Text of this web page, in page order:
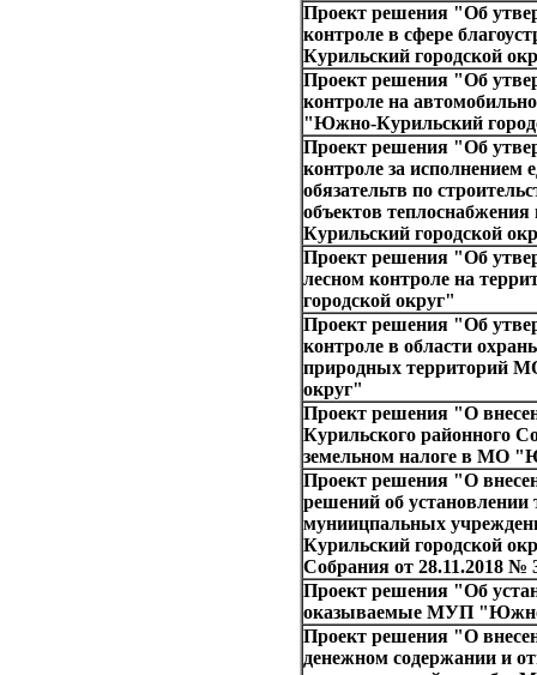
Проект решения "Об
контроле в сфере
Курильский городской
Проект решения "Об
контроле на
"Южно-Курильский
Проект решения "Об
контроле за исполнением
обязательтв по
объектов
Курильский городской
Проект решения "Об
лесном контроле на
городской округ"
Проект решения "Об
контроле в области
природных территорий
округ"
Проект решения "О
Курильского районного
земельном налоге в МО
Проект решения "О
решений об
муниицпальных
Курильский городской
Собрания от 28.11.2018 №
Проект решения "Об
оказываемые МУП
Проект решения "О
денежном содержании и